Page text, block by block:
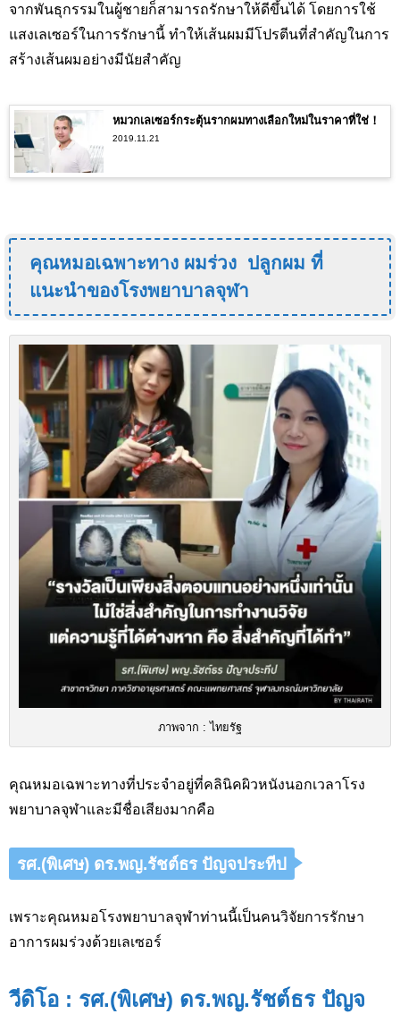
จากพันธุกรรมในผู้ชายก็สามารถรักษาให้ดีขึ้นได้ โดยการใช้
แสงเลเซอร์ในการรักษานี้ ทำให้เส้นผมมีโปรตีนที่สำคัญในการ
สร้างเส้นผมอย่างมีนัยสำคัญ
หมวกเลเซอร์กระตุ้นรากผมทางเลือกใหม่ในราคาที่ใช่！
2019.11.21
คุณหมอเฉพาะทาง ผมร่วง ปลูกผม ที่
แนะนำของโรงพยาบาลจุฬา
ภาพจาก : ไทยรัฐ
คุณหมอเฉพาะทางที่ประจำอยู่ที่คลินิคผิวหนังนอกเวลาโรง
พยาบาลจุฬาและมีชื่อเสียงมากคือ
รศ.(พิเศษ) ดร.พญ.รัชต์ธร ปัญจประทีป
เพราะคุณหมอโรงพยาบาลจุฬาท่านนี้เป็นคนวิจัยการรักษา
อาการผมร่วงด้วยเลเซอร์
วีดิโอ : รศ.(พิเศษ) ดร.พญ.รัชต์ธร ปัญจ